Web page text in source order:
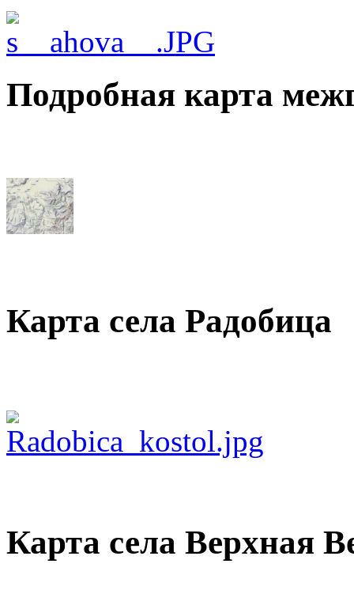
Подробная карта
Карта села Радобица
Карта села Верхная